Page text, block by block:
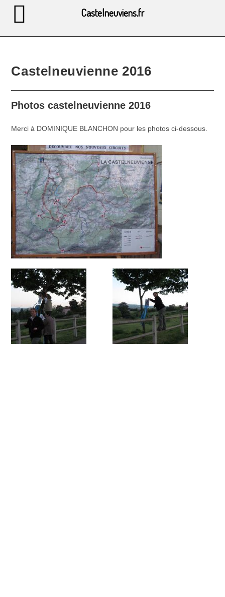
Castelneuvienne 2016
Photos castelneuvienne 2016
Merci à DOMINIQUE BLANCHON pour les photos ci-dessous.
Castelneuviens.fr